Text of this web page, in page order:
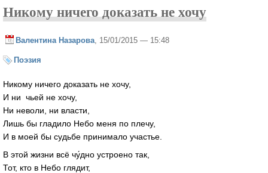
Никому ничего доказать не хочу
Валентина Назарова , 15/01/2015 — 15:48
Поэзия
Никому ничего доказать не хочу,
И ни чьей не хочу,
Ни неволи, ни власти,
Лишь бы гладило Небо меня по плечу,
И в моей бы судьбе принимало участье.
В этой жизни всё чу́дно устроено так,
Тот, кто в Небо глядит,